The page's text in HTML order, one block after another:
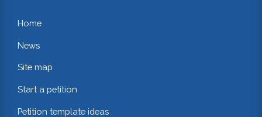
Home
News
Site map
Start a petition
Petition template ideas